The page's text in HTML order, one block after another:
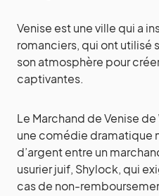
Venise est une ville qui a
romanciers, qui ont utilisé
son atmosphère pour
captivantes.
Le Marchand de Venise
une comédie dramatique
d’argent entre un
usurier juif, Shylock, qui
cas de non-